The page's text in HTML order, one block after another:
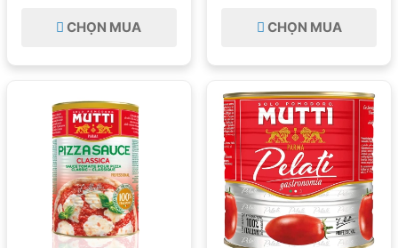
CHỌN MUA CHỌN MUA